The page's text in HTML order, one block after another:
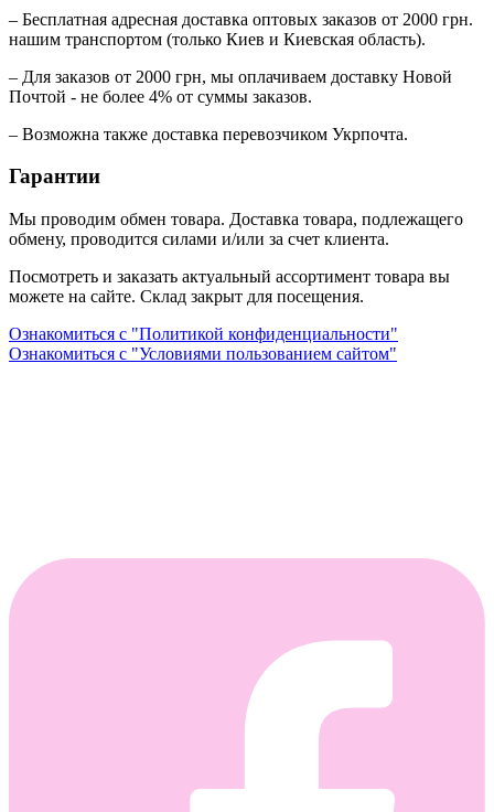
– Бесплатная адресная доставка оптовых заказов от 2000 грн.
нашим транспортом (только Киев и Киевская область).
– Для заказов от 2000 грн, мы оплачиваем доставку Новой
Почтой - не более 4% от суммы заказов.
– Возможна также доставка перевозчиком Укрпочта.
Гарантии
Мы проводим обмен товара. Доставка товара, подлежащего
обмену, проводится силами и/или за счет клиента.
Посмотреть и заказать актуальный ассортимент товара вы
можете на сайте. Склад закрыт для посещения.
Ознакомиться с "Политикой конфиденциальности"
Ознакомиться с "Условиями пользованием сайтом"